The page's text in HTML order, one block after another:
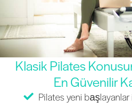
Klasik Pilates
En Güvenilir
Pilates yeni